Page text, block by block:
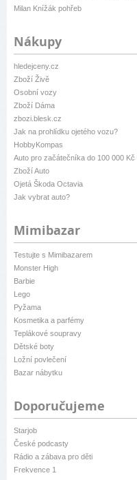
Milan Knížák pohřeb
Nákupy
hledejceny.cz
Zboží Živě
Osobní vozy
Zboží Dáma
zbozi.blesk.cz
Jak na prohlídku ojetého vozu?
HobbyKompas
Auto pro začátečníka do 100 000 Kč
Zboží Auto
Ojetá Škoda Octavia
Jak vybrat auto?
Mimibazar
Testujte s Mimibazarem
Monster High
Barbie
Lego
Pyžama
Kosmetika a parfémy
Teplákové soupravy
Dětské boty
Ložní povlečení
Bazar nábytku
Doporučujeme
Starjob
České podcasty
Rádio a zábava pro děti
Frekvence 1